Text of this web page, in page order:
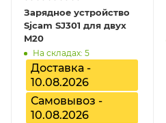
Зарядное устройство
Sjcam SJ301 для двух
M20
На складах: 5
Доставка -
10.08.2026
Самовывоз -
10.08.2026